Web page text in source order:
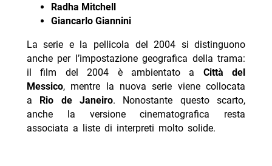
Radha Mitchell
Giancarlo Giannini
La serie e la pellicola del 2004 si distinguono
anche per l’impostazione geografica della trama:
il film del 2004 è ambientato a Città del
Messico, mentre la nuova serie viene collocata
a Rio de Janeiro. Nonostante questo scarto,
anche la versione cinematografica resta
associata a liste di interpreti molto solide.